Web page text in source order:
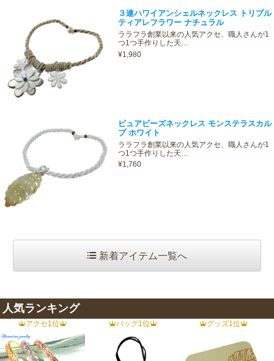
３連ハワイアンシェルネックレス トリプル
ティアレフラワー ナチュラル
ララフラ創業以来の人気アクセ、職人さんが1
つ1つ手作りした天…
¥1,980
ピュアビーズネックレス モンステラスカル
プ ホワイト
ララフラ創業以来の人気アクセ、職人さんが1
つ1つ手作りした天…
¥1,760
新着アイテム一覧へ
人気ランキング
アクセ1位 バッグ1位 グッズ1位